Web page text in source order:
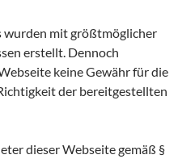
mit größtmöglicher
erstellt. Dennoch
keine Gewähr für die
der bereitgestellten
dieser Webseite gemäß §